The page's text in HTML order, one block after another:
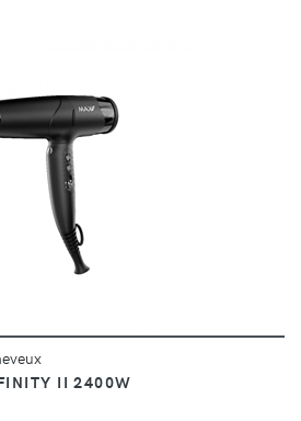
DÉTAILS
II 2400W